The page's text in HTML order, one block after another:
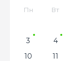
Пн Вт
3
4
10
11